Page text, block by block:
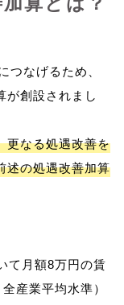
つなげるため、
が創設されまし
更なる処遇改善を
述の処遇改善加算
て月額8万円の賃
産業平均水準）